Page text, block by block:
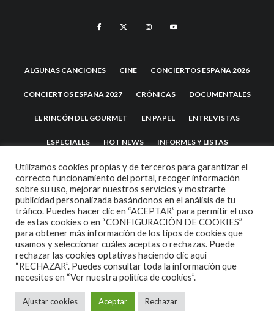
ALGUNAS CANCIONES CINE CONCIERTOS ESPAÑA 2026
CONCIERTOS ESPAÑA 2027 CRÓNICAS DOCUMENTALES
EL RINCÓN DEL GOURMET EN PAPEL ENTREVISTAS
ESPECIALES HOT NEWS INFORMES Y LISTAS
LA TRASTIENDA MIS DISCOS Y YO NOTICIAS OPINIÓN
REVIEWS TEATRO TU DISCO ME SUENA
2007 COPYRIGHT - CODETIPI
Utilizamos cookies propias y de terceros para garantizar el
correcto funcionamiento del portal, recoger información
sobre su uso, mejorar nuestros servicios y mostrarte
publicidad personalizada basándonos en el análisis de tu
tráfico. Puedes hacer clic en “ACEPTAR” para permitir el uso
de estas cookies o en “CONFIGURACIÓN DE COOKIES”
para obtener más información de los tipos de cookies que
usamos y seleccionar cuáles aceptas o rechazas. Puede
rechazar las cookies optativas haciendo clic aquí
“RECHAZAR”. Puedes consultar toda la información que
necesites en “Ver nuestra política de cookies”.
Ajustar cookies Aceptar Rechazar